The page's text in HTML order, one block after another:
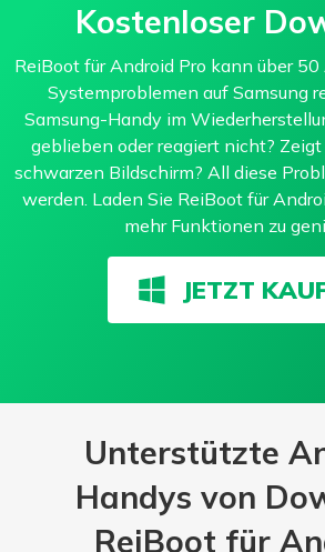
Kostenloser
ReiBoot für Android Pro kann über
Systemproblemen auf Samsung
Samsung-Handy im
geblieben oder reagiert nicht?
schwarzen Bildschirm? All diese
werden. Laden Sie ReiBoot für
mehr Funktionen zu
JETZT
Unterstützte
Handys von
ReiBoot für